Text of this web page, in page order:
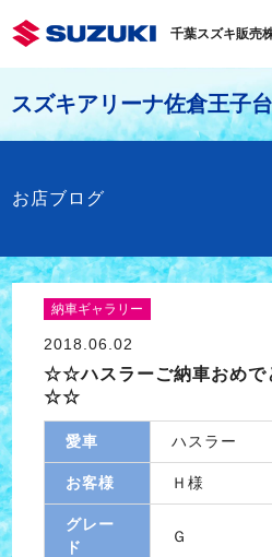
千葉スズキ販売
スズキアリーナ佐倉王子台
お店ブログ
納車ギャラリー
2018.06.02
☆☆ハスラーご納車おめで
☆☆
愛車 ハスラー
お客様 Ｈ様
グレー
ド
Ｇ